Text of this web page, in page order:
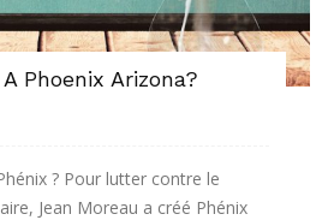
Phoenix Arizona?
? Pour lutter contre le
Jean Moreau a créé Phénix